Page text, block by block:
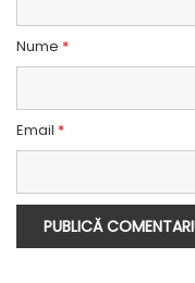
Nume *
Email *